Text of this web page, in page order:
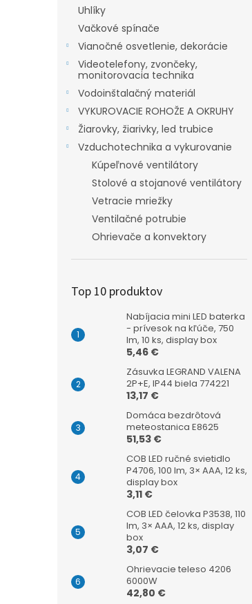
Uhlíky
Vačkové spínače
Vianočné osvetlenie, dekorácie
Videotelefony, zvončeky,
monitorovacia technika
Vodoinštalačný materiál
VYKUROVACIE ROHOŽE A OKRUHY
Žiarovky, žiarivky, led trubice
Vzduchotechnika a vykurovanie
Kúpeľnové ventilátory
Stolové a stojanové ventilátory
Vetracie mriežky
Ventilačné potrubie
Ohrievače a konvektory
Top 10 produktov
Nabíjacia mini LED baterka
- prívesok na kľúče, 750
lm, 10 ks, display box
5,46 €
Zásuvka LEGRAND VALENA
2P+E, IP44 biela 774221
13,17 €
Domáca bezdrôtová
meteostanica E8625
51,53 €
COB LED ručné svietidlo
P4706, 100 lm, 3× AAA, 12 ks,
display box
3,11 €
COB LED čelovka P3538, 110
lm, 3× AAA, 12 ks, display
box
3,07 €
Ohrievacie teleso 4206
6000W
42,80 €